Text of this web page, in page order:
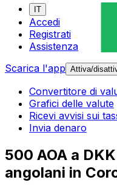
IT
Accedi
Registrati
Assistenza
Scarica l'app Attiva/
Convertitore di
Grafici delle valute
Ricevi avvisi sui
Invia denaro
500 AOA a
angolani in